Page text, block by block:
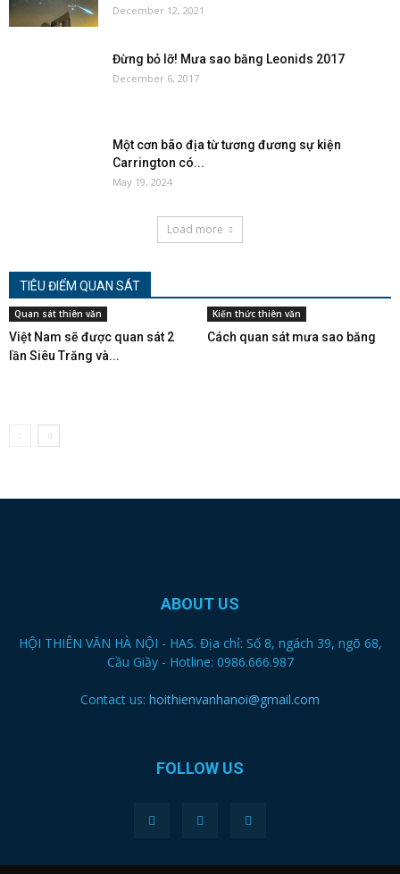
December 12, 2021
Đừng bỏ lỡ! Mưa sao băng Leonids 2017
December 6, 2017
Một cơn bão địa từ tương đương sự kiện
Carrington có...
May 19, 2024
Load more
TIÊU ĐIỂM QUAN SÁT
Quan sát thiên văn
Việt Nam sẽ được quan sát 2
lần Siêu Trăng và...
Kiến thức thiên văn
Cách quan sát mưa sao băng
ABOUT US
HỘI THIÊN VĂN HÀ NỘI - HAS. Địa chỉ: Số 8, ngách 39, ngõ 68,
Cầu Giầy - Hotline: 0986.666.987
Contact us: hoithienvanhanoi@gmail.com
FOLLOW US